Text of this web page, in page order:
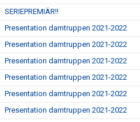
SERIEPREMIÄR!!
Presentation damtruppen 2021-2022
Presentation damtruppen 2021-2022
Presentation damtruppen 2021-2022
Presentation damtruppen 2021-2022
Presentation damtruppen 2021-2022
Presentation damtruppen 2021-2022